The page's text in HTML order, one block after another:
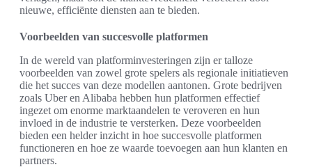
nieuwe, efficiënte diensten aan te bieden.
Voorbeelden van succesvolle platformen
In de wereld van platforminvesteringen zijn er talloze
voorbeelden van zowel grote spelers als regionale initiatieven
die het succes van deze modellen aantonen. Grote bedrijven
zoals Uber en Alibaba hebben hun platformen effectief
ingezet om enorme marktaandelen te veroveren en hun
invloed in de industrie te versterken. Deze voorbeelden
bieden een helder inzicht in hoe succesvolle platformen
functioneren en hoe ze waarde toevoegen aan hun klanten en
partners.